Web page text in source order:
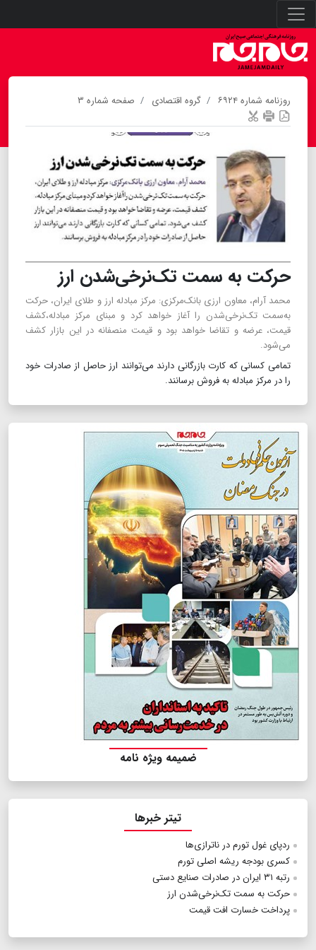
روزنامه شماره ۶۹۲۴ گروه اقتصادی صفحه شماره ۳
حرکت به سمت تک‌نرخی‌شدن ارز
محمد آرام، معاون ارزی بانک‌مرکزی: مرکز مبادله ارز و طلای ایران، حرکت
به‌سمت تک‌نرخی‌شدن را آغاز خواهد کرد و مبنای مرکز مبادله،کشف
قیمت، عرضه و تقاضا خواهد بود و قیمت منصفانه در این بازار کشف
می‌شود.
تمامی کسانی که کارت بازرگانی دارند می‌توانند ارز حاصل از صادرات خود
را در مرکز مبادله به فروش برسانند.
ضمیمه ویژه نامه
تیتر خبرها
رد‌پای غول تورم در ناترازی‌ها
کسری بودجه ریشه اصلی تورم
رتبه ۳۱ ایران در صادرات صنایع دستی
حرکت به سمت تک‌نرخی‌شدن ارز
پرداخت خسارت افت قیمت